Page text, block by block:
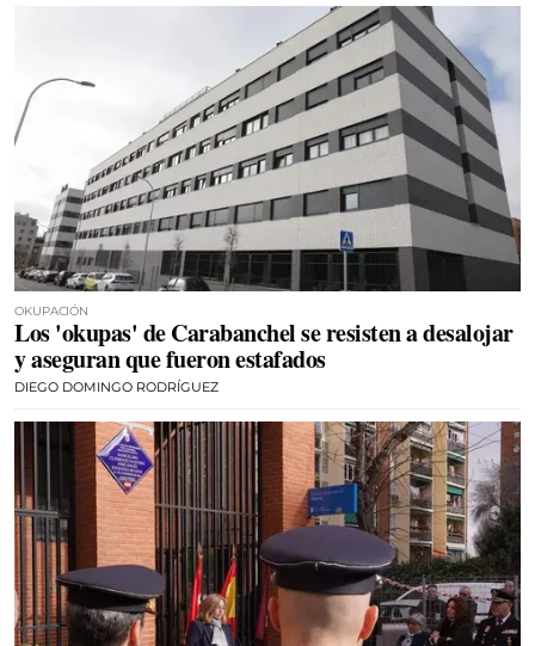
OKUPACIÓN
Los 'okupas' de Carabanchel se resisten a desalojar
y aseguran que fueron estafados
DIEGO DOMINGO RODRÍGUEZ